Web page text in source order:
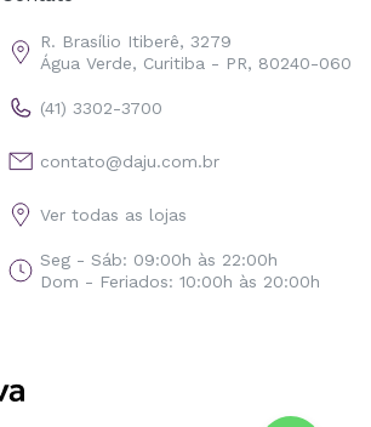
R. Brasílio Itiberê, 3279
Água Verde, Curitiba - PR, 80240-060
(41) 3302-3700
contato@daju.com.br
Ver todas as lojas
Seg - Sáb: 09:00h às 22:00h
Dom - Feriados: 10:00h às 20:00h